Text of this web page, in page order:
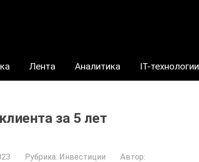
Лента Аналитика IT-технологии
за 5 лет
Рубрика: Инвестиции
Автор: